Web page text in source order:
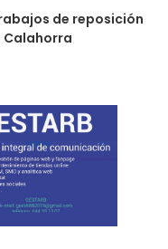
de reposición